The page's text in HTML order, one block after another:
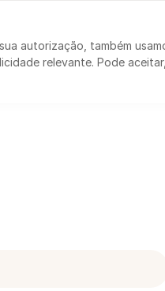
autorização, também
relevante. Pode